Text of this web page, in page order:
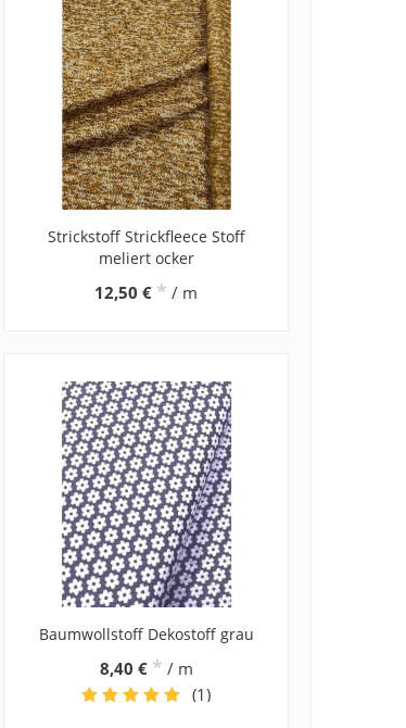
Strickstoff Strickfleece Stoff
meliert ocker
12,50 € * / m
Baumwollstoff Dekostoff grau
8,40 € * / m
(1)